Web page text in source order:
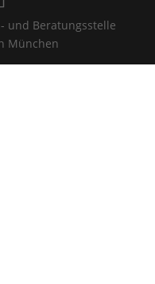
und Beratungsstelle
München